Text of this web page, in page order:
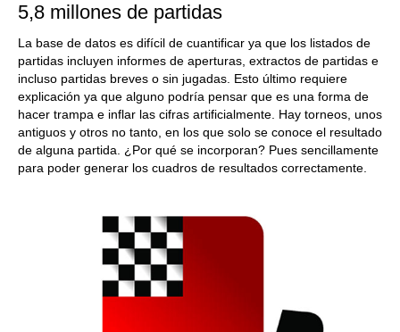
5,8 millones de partidas
La base de datos es difícil de cuantificar ya que los listados de
partidas incluyen informes de aperturas, extractos de partidas e
incluso partidas breves o sin jugadas. Esto último requiere
explicación ya que alguno podría pensar que es una forma de
hacer trampa e inflar las cifras artificialmente. Hay torneos, unos
antiguos y otros no tanto, en los que solo se conoce el resultado
de alguna partida. ¿Por qué se incorporan? Pues sencillamente
para poder generar los cuadros de resultados correctamente.